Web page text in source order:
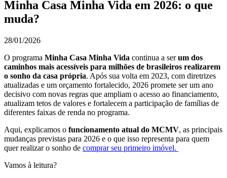
Minha Casa Minha Vida em 2026: o que
muda?
28/01/2026
O programa Minha Casa Minha Vida continua a serum dos
caminhos mais acessíveis para milhões de brasileiros realizarem
o sonho da casa própria. Após sua volta em 2023, com diretrizes
atualizadas e um orçamento fortalecido, 2026 promete ser um ano
decisivo com novas regras que ampliam o acesso ao financiamento,
atualizam tetos de valores e fortalecem a participação de famílias de
diferentes faixas de renda no programa.
Aqui, explicamos o funcionamento atual do MCMV, as principais
mudanças previstas para 2026 e o que isso representa para quem
quer realizar o sonho de comprar seu primeiro imóvel.
Vamos à leitura?